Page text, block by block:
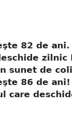
82 de
zilnic
sunet de
86 de
care